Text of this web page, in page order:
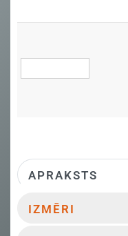
APRAKSTS
IZMĒRI